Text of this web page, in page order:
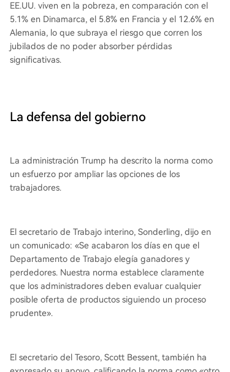
EE.UU. viven en la pobreza, en comparación con el
5.1% en Dinamarca, el 5.8% en Francia y el 12.6% en
Alemania, lo que subraya el riesgo que corren los
jubilados de no poder absorber pérdidas
significativas.
La defensa del gobierno
La administración Trump ha descrito la norma como
un esfuerzo por ampliar las opciones de los
trabajadores.
El secretario de Trabajo interino, Sonderling, dijo en
un comunicado: «Se acabaron los días en que el
Departamento de Trabajo elegía ganadores y
perdedores. Nuestra norma establece claramente
que los administradores deben evaluar cualquier
posible oferta de productos siguiendo un proceso
prudente».
El secretario del Tesoro, Scott Bessent, también ha